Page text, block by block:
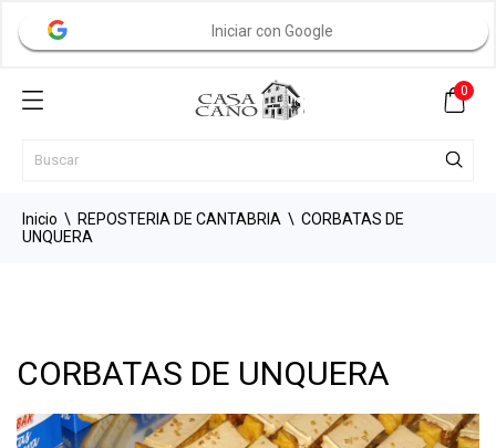
Iniciar con Google
0
Inicio REPOSTERIA DE CANTABRIA
CORBATAS DE
UNQUERA
CORBATAS DE UNQUERA